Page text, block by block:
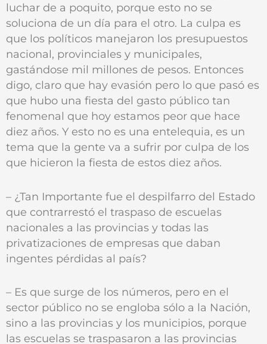
luchar de a poquito, porque esto no se
soluciona de un día para el otro. La culpa es
que los políticos manejaron los presupuestos
nacional, provinciales y municipales,
gastándose mil millones de pesos. Entonces
digo, claro que hay evasión pero lo que pasó es
que hubo una fiesta del gasto público tan
fenomenal que hoy estamos peor que hace
diez años. Y esto no es una entelequia, es un
tema que la gente va a sufrir por culpa de los
que hicieron la fiesta de estos diez años.
– ¿Tan Importante fue el despilfarro del Estado
que contrarrestó el traspaso de escuelas
nacionales a las provincias y todas las
privatizaciones de empresas que daban
ingentes pérdidas al país?
– Es que surge de los números, pero en el
sector público no se engloba sólo a la Nación,
sino a las provincias y los municipios, porque
las escuelas se traspasaron a las provincias